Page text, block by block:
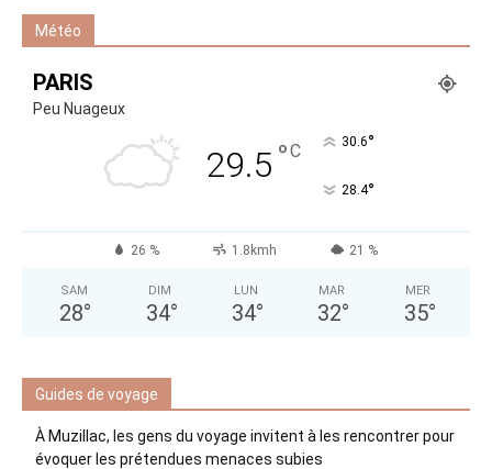
Météo
PARIS
Peu Nuageux
29.5 °C 30.6°
28.4°
26 % 1.8kmh 21 %
SAM
28°
DIM
34°
LUN
34°
MAR
32°
MER
35°
Guides de voyage
À Muzillac, les gens du voyage invitent à les rencontrer pour
évoquer les prétendues menaces subies